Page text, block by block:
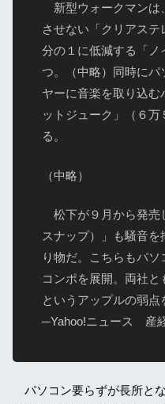
新型ウォークマンは
させない「クリアス
分の１に低減する「
つ。（中略）同時にパ
ヤーに音楽を取り込
ットジューク」（６
る。
（中略）
松下が９月から発売
スナップ）」も騒音
り物だ。こちらもパ
コンポを展開。両社と
というアップルの弱点
─Yahoo!ニュース 産
パソコン要らずが長所と